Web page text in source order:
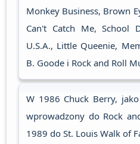
Monkey Business, Brown
Can't Catch Me, School
U.S.A., Little Queenie,
B. Goode i Rock and Roll
W 1986 Chuck Berry,
wprowadzony do Rock
1989 do St. Louis Walk of